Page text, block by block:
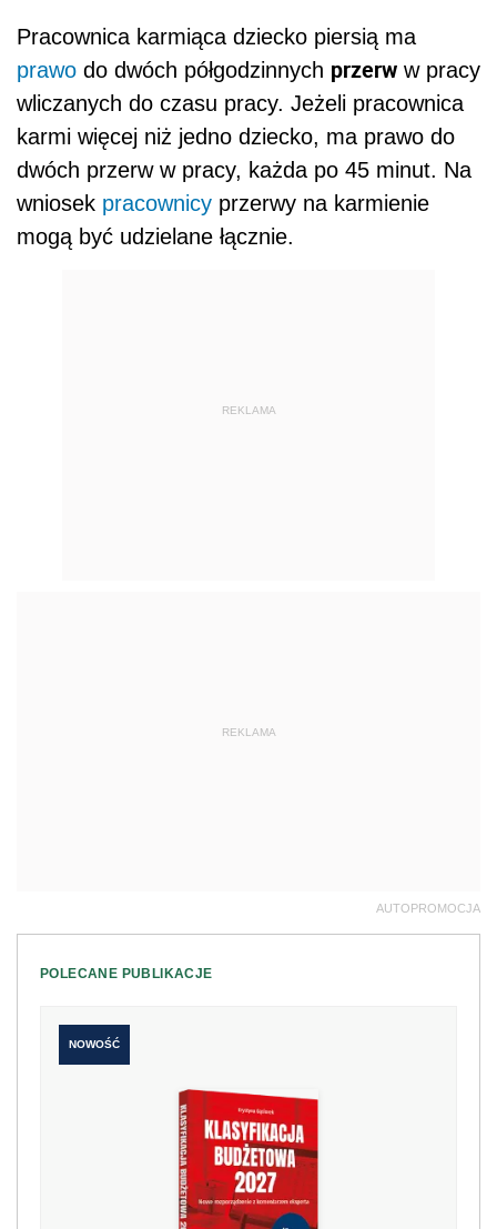
Pracownica karmiąca dziecko piersią ma
prawo do dwóch półgodzinnych przerw w pracy
wliczanych do czasu pracy. Jeżeli pracownica
karmi więcej niż jedno dziecko, ma prawo do
dwóch przerw w pracy, każda po 45 minut. Na
wniosek pracownicy przerwy na karmienie
mogą być udzielane łącznie.
REKLAMA
REKLAMA
AUTOPROMOCJA
POLECANE PUBLIKACJE
NOWOŚĆ